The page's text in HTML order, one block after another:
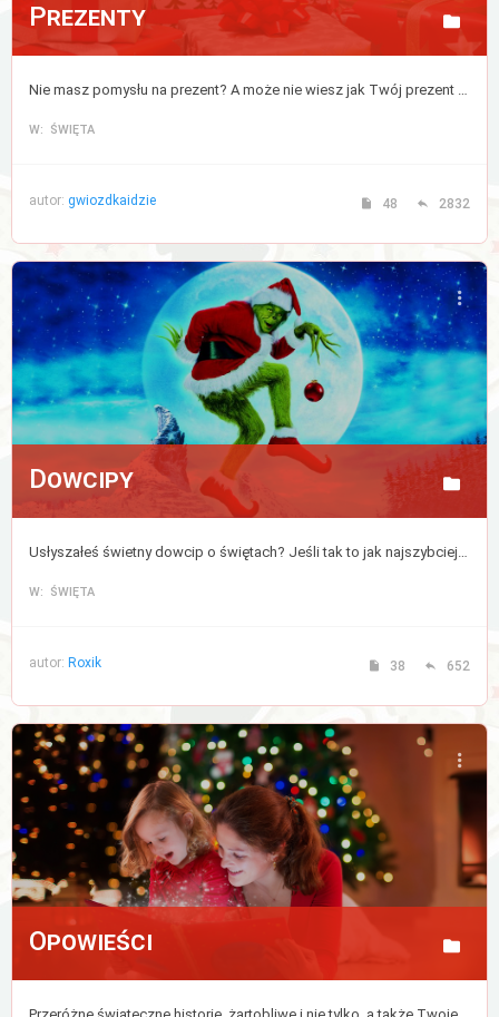
Prezenty
Nie masz pomysłu na prezent? A może nie wiesz jak Twój prezent zostanie odebrany? Tutaj znajdziesz porady, które rozwiążą wszystkie Twoje wątpliwości na ten temat.
W: ŚWIĘTA
autor: gwiozdkaidzie 48 2832
Dowcipy
Usłyszałeś świetny dowcip o świętach? Jeśli tak to jak najszybciej podziel się nim z nami, lub zajrzyj tu po odrobinę uśmiechu.
W: ŚWIĘTA
autor: Roxik 38 652
Opowieści